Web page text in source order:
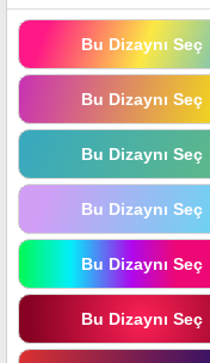
Bu Dizaynı Seç
Bu Dizaynı Seç
Bu Dizaynı Seç
Bu Dizaynı Seç
Bu Dizaynı Seç
Bu Dizaynı Seç